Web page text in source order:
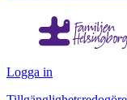
Logga in